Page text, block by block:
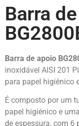
Barra
Barra de apoio
inoxidável AISI 201
para papel higiênico
É composto por um
papel higiénico e
de espessura, com 6